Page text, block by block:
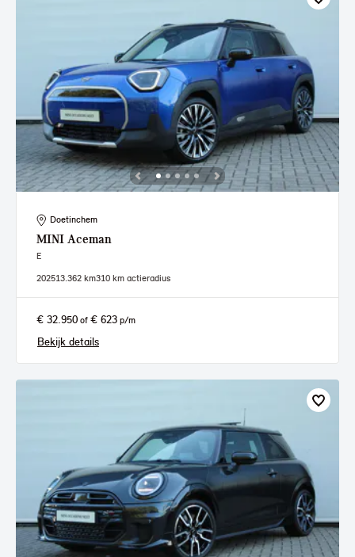
Doetinchem
MINI Aceman
E
202513.362 km310 km actieradius
€ 32.950 of € 623 p/m
Bekijk details